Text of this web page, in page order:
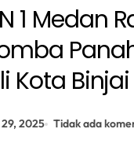
1 Medan
Kota
29, 2025 Tidak ada